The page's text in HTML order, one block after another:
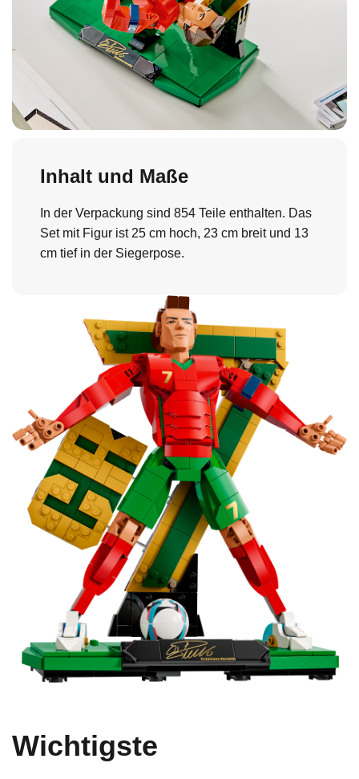
Inhalt und Maße
In der Verpackung sind 854 Teile enthalten. Das
Set mit Figur ist 25 cm hoch, 23 cm breit und 13
cm tief in der Siegerpose.
Wichtigste